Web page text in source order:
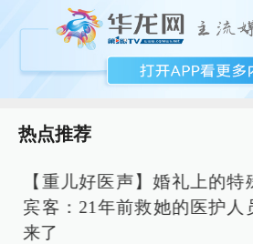
热点推荐
【重儿好医声】婚礼上的特
宾客：21年前救她的医护人
来了